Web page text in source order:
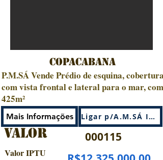
COPACABANA
P.M.SÁ Vende Prédio de esquina, cobertura
com vista frontal e lateral para o mar, com
425m²
Venda
VALOR
Valor IPTU
000115
Mais Informações Ligar p/A.M.SÁ IMÓVEIS